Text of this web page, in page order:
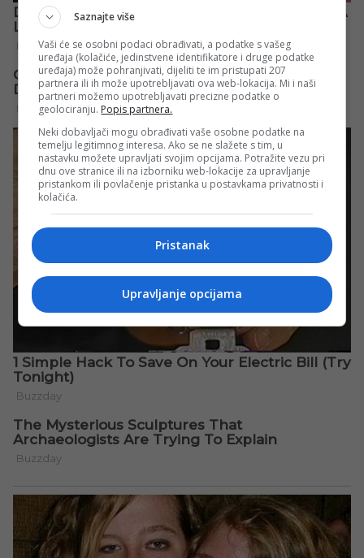
Saznajte više
Vaši će se osobni podaci obrađivati, a podatke s vašeg
uređaja (kolačiće, jedinstvene identifikatore i druge podatke
uređaja) može pohranjivati, dijeliti te im pristupati 207
partnera ili ih može upotrebljavati ova web-lokacija. Mi i naši
partneri možemo upotrebljavati precizne podatke o
geolociranju. Popis partnera.
Neki dobavljači mogu obrađivati vaše osobne podatke na
temelju legitimnog interesa. Ako se ne slažete s tim, u
nastavku možete upravljati svojim opcijama. Potražite vezu pri
dnu ove stranice ili na izborniku web-lokacije za upravljanje
pristankom ili povlačenje pristanka u postavkama privatnosti i
kolačića.
Pristanak
Upravljanje opcijama